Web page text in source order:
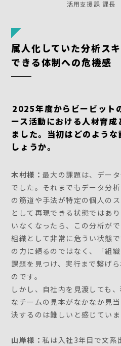
活用支援課 課長
属人化していた分析ス
できる体制への危機感
――2025年度からビービッ
ース活動における人材育
ました。当初はどのよう
しょうか。
木村様：最大の課題は、デー
でした。それまでもデータ分
の筋道や手法が特定の個人の
として再現できる状態ではあ
いなくなったら、この分析が
組織として非常に危うい状態
の力に頼るのではなく、「組
課題を見つけ、実行まで繋げ
のです。
しかし、自社内を見渡しても
なチームの見本がなかなか見
決するのは難しいと感じていま
山岸様：私は入社3年目で文系